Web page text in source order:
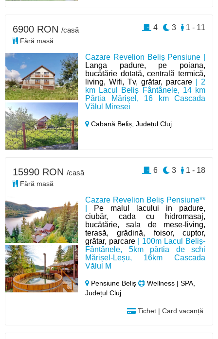
Cazare Revelion Beliș Pensiune |
Langa padure, pe poiana,
bucătărie dotată, centrală termică,
living, Wifi, Tv, grătar, parcare | 2
km Lacul Beliș Fântânele, 14 km
Pârtia Mărișel, 16 km Cascada
Vălul Miresei
Cabană Beliș,Județul Cluj
6900 RON /casă
Fără masă
1 - 11
3
4
Cazare Revelion Beliș Pensiune**
Pe malul lacului in padure,
ciubăr, cada cu hidromasaj,
bucătărie, sala de mese-living,
terasă, grădină, foisor, cuptor,
grătar, parcare | 100m Lacul Beliș-
Fântânele, 5km pârtia de schi
Mărișel-Leșu, 16km Cascada
Vălul M
Pensiune Beliș
Wellness | SPA,
Județul Cluj
Tichet | Card vacanță
15990 RON /casă
Fără masă
1 - 18
3
6